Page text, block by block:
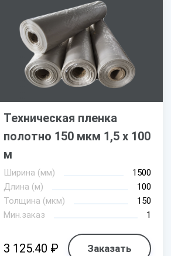
Техническая пленка
полотно 150 мкм 1,5 х 100
м
Ширина (мм)
1500
Длина (м)
100
Толщина (мкм)
150
Мин.заказ
1
3 125.40 ₽ Заказать